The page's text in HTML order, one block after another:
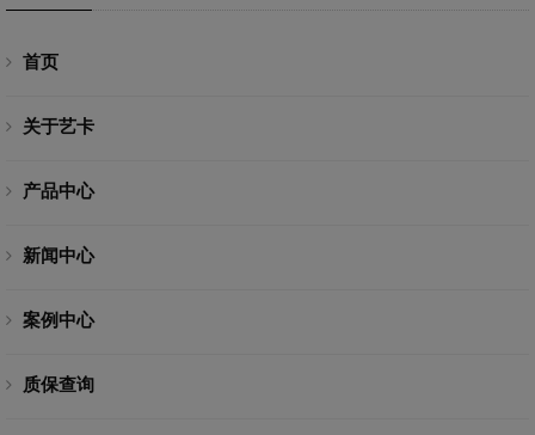
首页
关于艺卡
产品中心
新闻中心
案例中心
质保查询